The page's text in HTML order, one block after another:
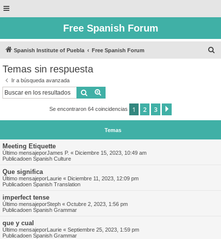
Free Spanish Forum
Spanish Institute of Puebla Free Spanish Forum
Temas sin respuesta
Ir a búsqueda avanzada
Buscar
Se encontraron 64 coincidencias 1 2 3
Temas
Meeting Etiquette
Último mensajeporJames P. « Diciembre 15, 2023, 10:49 am
Publicadoen Spanish Culture
Que significa
Último mensajeporLaurie « Diciembre 11, 2023, 12:09 pm
Publicadoen Spanish Translation
imperfect tense
Último mensajeporSteph « Octubre 2, 2023, 1:56 pm
Publicadoen Spanish Grammar
que y cual
Último mensajeporLaurie « Septiembre 25, 2023, 1:59 pm
Publicadoen Spanish Grammar